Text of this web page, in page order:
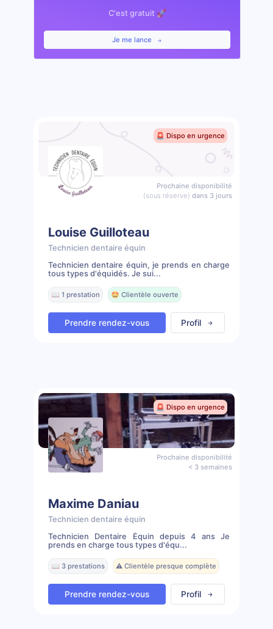
C'est gratuit 🚀
Je me lance
🚨 Dispo en urgence
Prochaine disponibilité
(sous réserve) dans 3 jours
Louise Guilloteau
Technicien dentaire équin
Technicien dentaire équin, je prends en charge
tous types d'équidés. Je sui...
📖 1 prestation 🤩 Clientèle ouverte
Prendre rendez-vous Profil
🚨 Dispo en urgence
Prochaine disponibilité
< 3 semaines
Maxime Daniau
Technicien dentaire équin
Technicien Dentaire Équin depuis 4 ans Je
prends en charge tous types d'équ...
📖 3 prestations ⚠️ Clientèle presque complète
Prendre rendez-vous Profil